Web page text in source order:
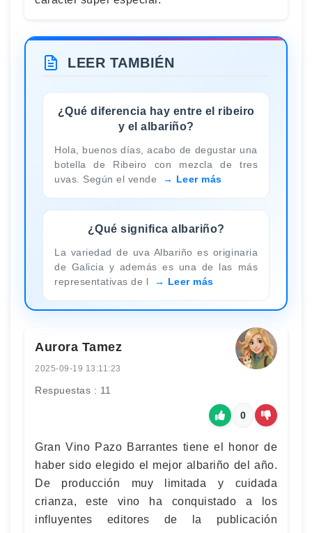
LEER TAMBIÉN
¿Qué diferencia hay entre el ribeiro
y el albariño?
Hola, buenos días, acabo de degustar una
botella de Ribeiro con mezcla de tres
uvas. Según el vende
Leer más
¿Qué significa albariño?
La variedad de uva Albariño es originaria
de Galicia y además es una de las más
representativas de l
Leer más
Aurora Tamez
2025-09-19 13:11:23
Respuestas : 11
0
Gran Vino Pazo Barrantes tiene el honor de
haber sido elegido el mejor albariño del año.
De producción muy limitada y cuidada
crianza, este vino ha conquistado a los
influyentes editores de la publicación